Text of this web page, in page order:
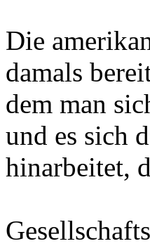
Die
damals
dem man
und es sich
hinarbeitet,